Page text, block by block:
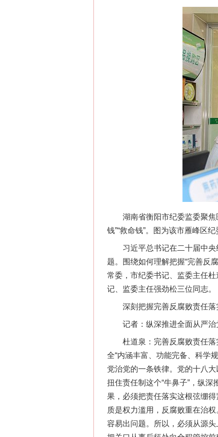
湖南省衡阳市纪委监委聚焦医
钱”“救命钱”。图为该市雁峰区
习近平总书记在二十届中央
题。围绕如何理解把握“完善反
常委，市纪委书记、监委主任
记、监委主任强劲松三位同志。
深刻把握完善反腐败责任落
记者：纵深推进全面从严治
杜道泉：完善反腐败责任落
全“内涵丰富、功能完备、科学
党治党的一条铁律。党的十八
扭住责任制这个“牛鼻子”，纵
果，必须把责任落实这根弦绷
质是权力滥用，反腐败重在治
容易出问题。所以，必须从源